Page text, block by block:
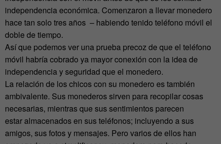
independencia económica. Comenzaron a llevar monedero
hace tan solo tres años – habiendo tenido teléfono móvil el
doble de tiempo.
Así que podemos ver una prueba precoz de que el teléfono
móvil habría cobrado ya mayor conexión con la idea de
independencia y seguridad que el monedero.
La relación de los chicos con su monedero es también
ambivalente. Sus monederos sirven para recopilar cosas
necesarias, mientras que sus sentimientos parecen
estar almacenados en sus teléfonos; incluyendo a sus
amigos, sus fotos y mensajes. Pero varios de ellos han